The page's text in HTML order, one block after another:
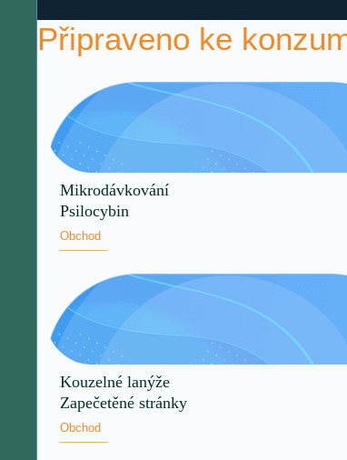
Připraveno ke
Mikrodávkování
Psilocybin
Obchod
Kouzelné lanýže
Zapečetěné stránky
Obchod